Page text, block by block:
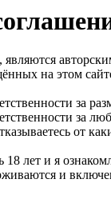
на этом
за
за
от
лет и я
и